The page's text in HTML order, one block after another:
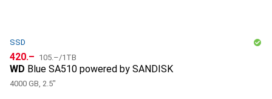
SSD
CHF
420.– CHF
105.–/1TB
WD Blue SA510 powered by SANDISK
4000 GB, 2.5"